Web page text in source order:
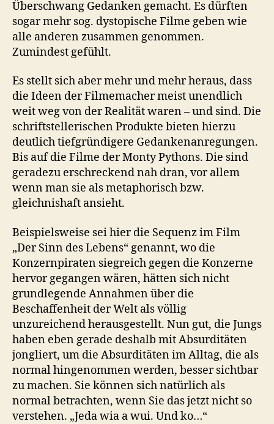
Überschwang Gedanken gemacht. Es dürften
sogar mehr sog. dystopische Filme geben wie
alle anderen zusammen genommen.
Zumindest gefühlt.
Es stellt sich aber mehr und mehr heraus, dass
die Ideen der Filmemacher meist unendlich
weit weg von der Realität waren – und sind. Die
schriftstellerischen Produkte bieten hierzu
deutlich tiefgründigere Gedankenanregungen.
Bis auf die Filme der Monty Pythons. Die sind
geradezu erschreckend nah dran, vor allem
wenn man sie als metaphorisch bzw.
gleichnishaft ansieht.
Beispielsweise sei hier die Sequenz im Film
„Der Sinn des Lebens“ genannt, wo die
Konzernpiraten siegreich gegen die Konzerne
hervor gegangen wären, hätten sich nicht
grundlegende Annahmen über die
Beschaffenheit der Welt als völlig
unzureichend herausgestellt. Nun gut, die Jungs
haben eben gerade deshalb mit Absurditäten
jongliert, um die Absurditäten im Alltag, die als
normal hingenommen werden, besser sichtbar
zu machen. Sie können sich natürlich als
normal betrachten, wenn Sie das jetzt nicht so
verstehen. „Jeda wia a wui. Und ko…“